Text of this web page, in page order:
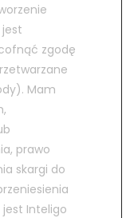
zgodę
Mam
prawo
skargi do
Inteligo